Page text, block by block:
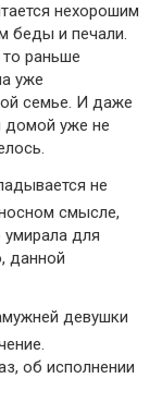
нехорошим
беды и печали.
раньше
уже
семье. И даже
домой уже не
не
смысле,
для
данной
девушки
об исполнении